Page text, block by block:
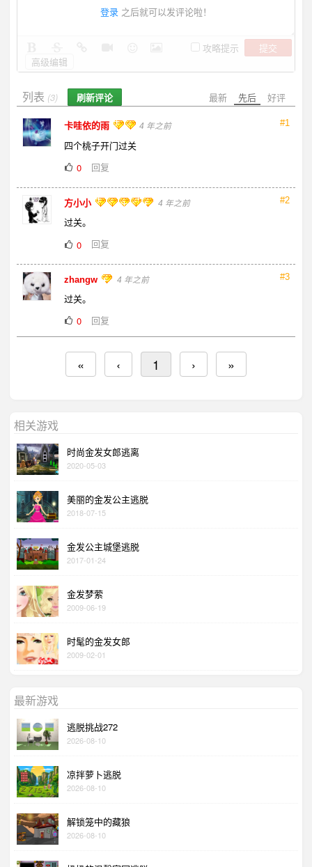
登录 之后就可以发评论啦！
攻略提示
提交
高级编辑
最新 先后 好评
列表 (3) 刷新评论
#1
卡哇依的雨 4 年之前
四个桃子开门过关
0
回复
#2
方小小 4 年之前
过关。
0
回复
#3
zhangw 4 年之前
过关。
0
回复
« ‹ 1 › »
相关游戏
时尚金发女郎逃离
2020-05-03
美丽的金发公主逃脱
2018-07-15
金发公主城堡逃脱
2017-01-24
金发梦萦
2009-06-19
时髦的金发女郎
2009-02-01
最新游戏
逃脱挑战272
2026-08-10
凉拌萝卜逃脱
2026-08-10
解锁笼中的藏狼
2026-08-10